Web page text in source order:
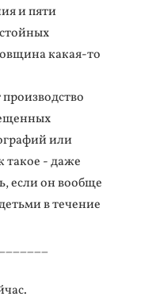
и пяти
какая-то
или
такое - даже
если он вообще
в течение